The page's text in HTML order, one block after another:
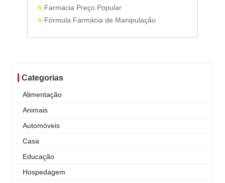
Farmacia Preço Popular
Fórmula Farmácia de Manipulação
Categorias
Alimentação
Animais
Automóveis
Casa
Educação
Hospedagem